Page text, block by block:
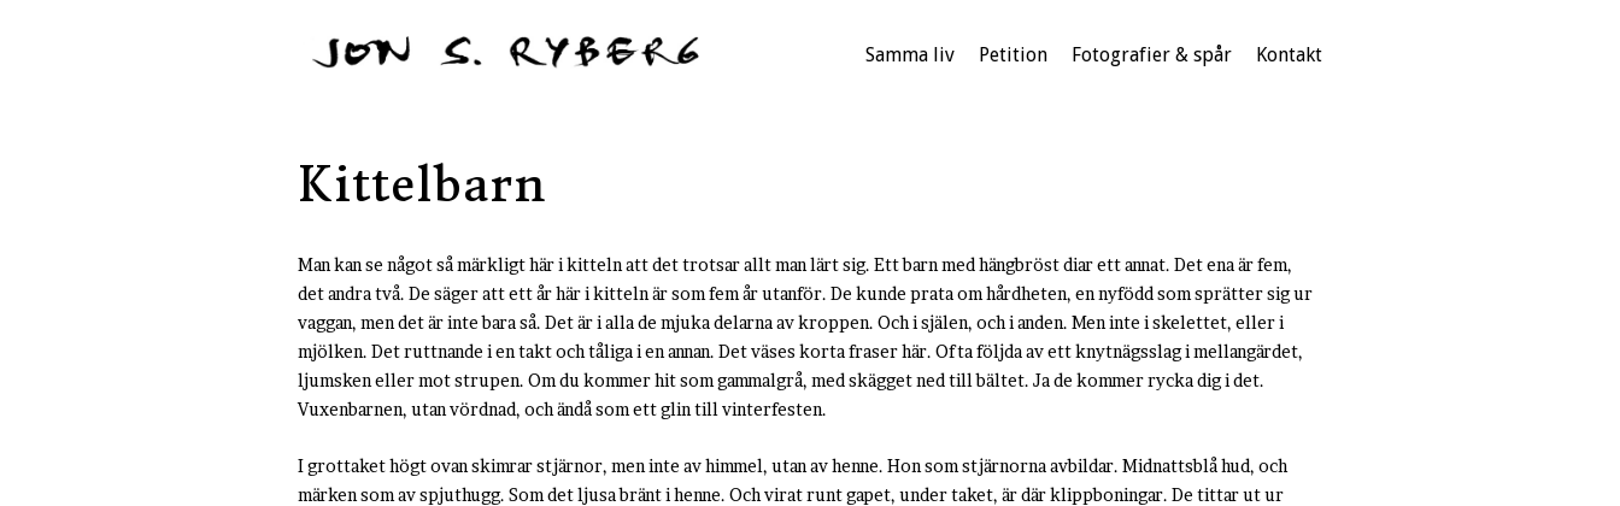
Samma liv Petition Fotografier & spår Kontakt
Kittelbarn
Man kan se något så märkligt här i kitteln att det trotsar allt man lärt sig. Ett barn med hängbröst diar ett annat. Det ena är fem,
det andra två. De säger att ett år här i kitteln är som fem år utanför. De kunde prata om hårdheten, en nyfödd som sprätter sig ur
vaggan, men det är inte bara så. Det är i alla de mjuka delarna av kroppen. Och i själen, och i anden. Men inte i skelettet, eller i
mjölken. Det ruttnande i en takt och tåliga i en annan. Det väses korta fraser här. Ofta följda av ett knytnägsslag i mellangärdet,
ljumsken eller mot strupen. Om du kommer hit som gammalgrå, med skägget ned till bältet. Ja de kommer rycka dig i det.
Vuxenbarnen, utan vördnad, och ändå som ett glin till vinterfesten.
I grottaket högt ovan skimrar stjärnor, men inte av himmel, utan av henne. Hon som stjärnorna avbildar. Midnattsblå hud, och
märken som av spjuthugg. Som det ljusa bränt i henne. Och virat runt gapet, under taket, är där klippboningar. De tittar ut ur